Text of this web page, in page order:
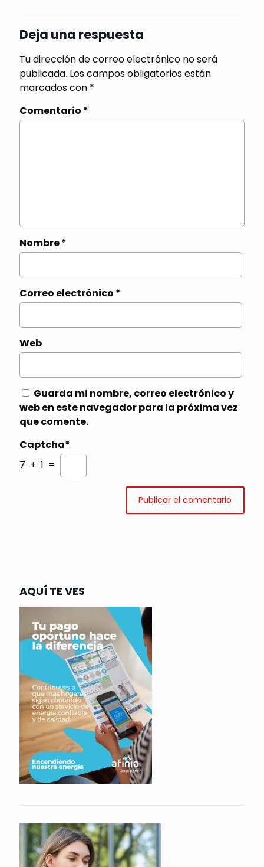
Deja una respuesta
Tu dirección de correo electrónico no será
publicada. Los campos obligatorios están
marcados con *
Comentario *
Nombre*
Correo electrónico *
Web
Guarda mi nombre, correo electrónico y
web en este navegador para la próxima vez
que comente.
Captcha*
7 + 1 =
AQUÍ TE VES